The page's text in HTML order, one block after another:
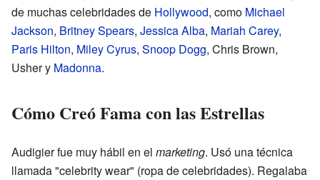
de muchas celebridades de Hollywood, como Michael
Jackson, Britney Spears, Jessica Alba, Mariah Carey,
Paris Hilton, Miley Cyrus, Snoop Dogg, Chris Brown,
Usher y Madonna.
Cómo Creó Fama con las Estrellas
Audigier fue muy hábil en el marketing. Usó una técnica
llamada "celebrity wear" (ropa de celebridades). Regalaba